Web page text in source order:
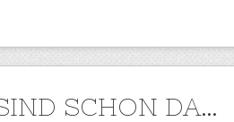
SCHON DA…